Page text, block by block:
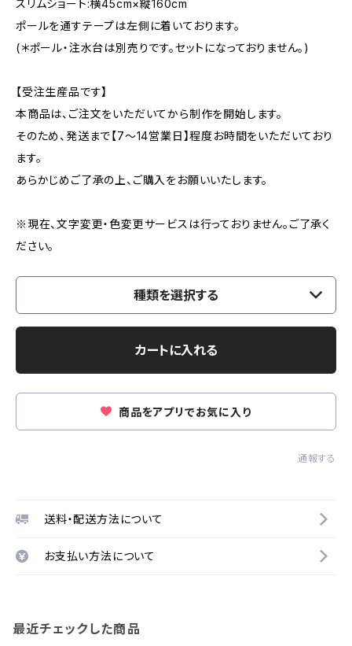
スリムショート:横45cm×縦160cm
ポールを通すテープは左側に着いております。
(＊ポール・注水台は別売りです。セットになっておりません。)
【受注生産品です】
本商品は、ご注文をいただいてから制作を開始します。
そのため、発送まで【7〜14営業日】程度お時間をいただいており
ます。
あらかじめご了承の上、ご購入をお願いいたします。
※現在、文字変更・色変更サービスは行っておりません。ご了承く
ださい。
種類を選択する
カートに入れる
商品をアプリでお気に入り
通報する
送料・配送方法について
お支払い方法について
最近チェックした商品